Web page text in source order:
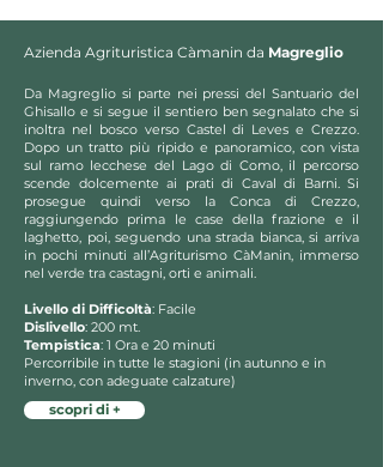
Azienda Agrituristica Càmanin da Magreglio
Da Magreglio si parte nei pressi del Santuario del
Ghisallo e si segue il sentiero ben segnalato che si
inoltra nel bosco verso Castel di Leves e Crezzo.
Dopo un tratto più ripido e panoramico, con vista
sul ramo lecchese del Lago di Como, il percorso
scende dolcemente ai prati di Caval di Barni. Si
prosegue quindi verso la Conca di Crezzo,
raggiungendo prima le case della frazione e il
laghetto, poi, seguendo una strada bianca, si arriva
in pochi minuti all’Agriturismo CàManin, immerso
nel verde tra castagni, orti e animali.
Livello di Difficoltà: Facile
Dislivello: 200 mt.
Tempistica: 1 Ora e 20 minuti
Percorribile in tutte le stagioni (in autunno e in
inverno, con adeguate calzature)
scopri di +